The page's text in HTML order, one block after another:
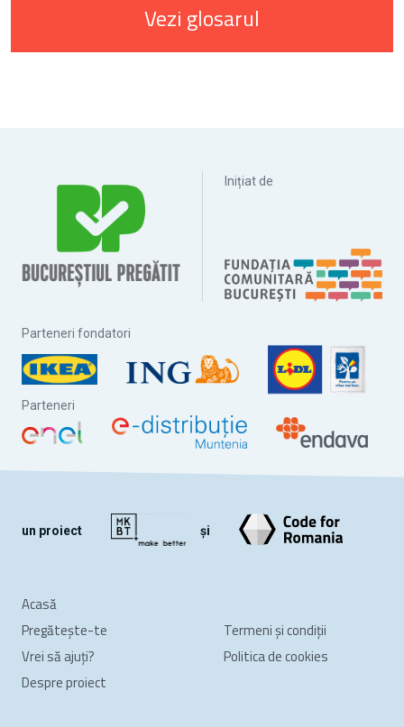
Vezi glosarul
Inițiat de
Parteneri fondatori
Parteneri
un proiect și
Acasă
Pregătește-te
Vrei să ajuți?
Despre proiect
Termeni și condiții
Politica de cookies